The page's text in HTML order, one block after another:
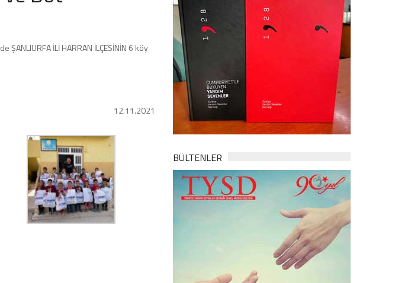
ŞANLIURFA İLİ HARRAN İLÇESİNİN 6 köy
12.11.2021
BÜLTENLER